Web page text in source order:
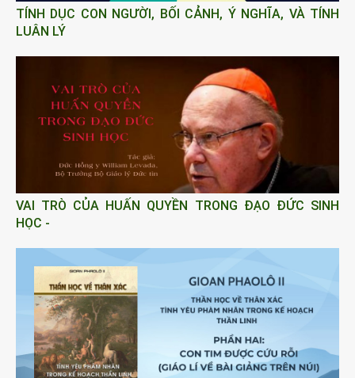
TÍNH DỤC CON NGƯỜI, BỐI CẢNH, Ý NGHĨA, VÀ TÍNH
LUÂN LÝ
VAI TRÒ CỦA HUẤN QUYỀN TRONG ĐẠO ĐỨC SINH
HỌC -